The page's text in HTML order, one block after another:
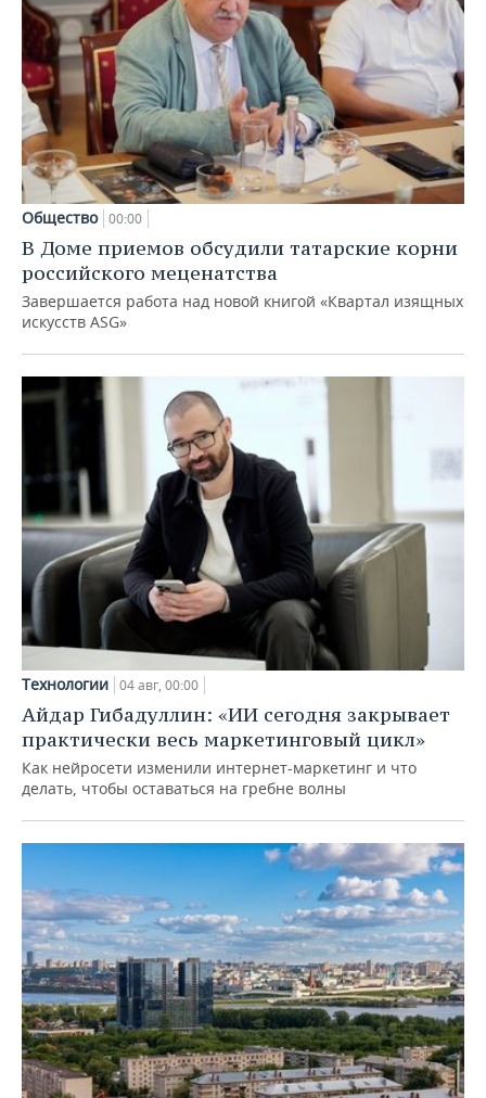
Общество 00:00
В Доме приемов обсудили татарские корни
российского меценатства
Завершается работа над новой книгой «Квартал изящных
искусств ASG»
Технологии 04 авг, 00:00
Айдар Гибадуллин: «ИИ сегодня закрывает
практически весь маркетинговый цикл»
Как нейросети изменили интернет-маркетинг и что
делать, чтобы оставаться на гребне волны